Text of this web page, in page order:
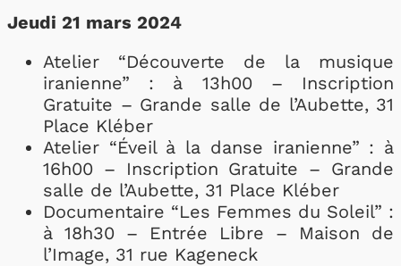
Jeudi 21 mars 2024
Atelier “Découverte de la musique
iranienne” : à 13h00 – Inscription
Gratuite – Grande salle de l’Aubette, 31
Place Kléber
Atelier “Éveil à la danse iranienne” : à
16h00 – Inscription Gratuite – Grande
salle de l’Aubette, 31 Place Kléber
Documentaire “Les Femmes du Soleil” :
à 18h30 – Entrée Libre – Maison de
l’Image, 31 rue Kageneck